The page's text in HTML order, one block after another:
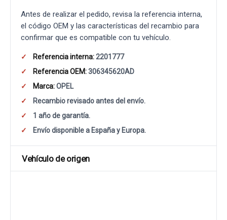
Antes de realizar el pedido, revisa la referencia interna,
el código OEM y las características del recambio para
confirmar que es compatible con tu vehículo.
Referencia interna:2201777
Referencia OEM:306345620AD
Marca:OPEL
Recambio revisado antes del envío.
1 año de garantía.
Envío disponible a España y Europa.
Vehículo de origen